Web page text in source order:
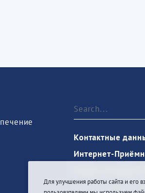
Контактные
Интернет-
Для улучшения работы сайта и его